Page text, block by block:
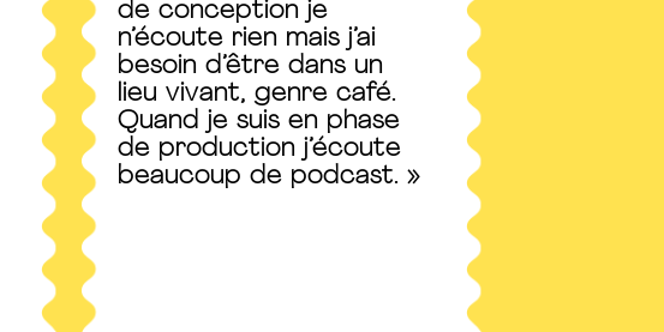
de conception je
n’écoute rien mais j’ai
besoin d’être dans un
lieu vivant, genre café.
Quand je suis en phase
de production j’écoute
beaucoup de podcast. »